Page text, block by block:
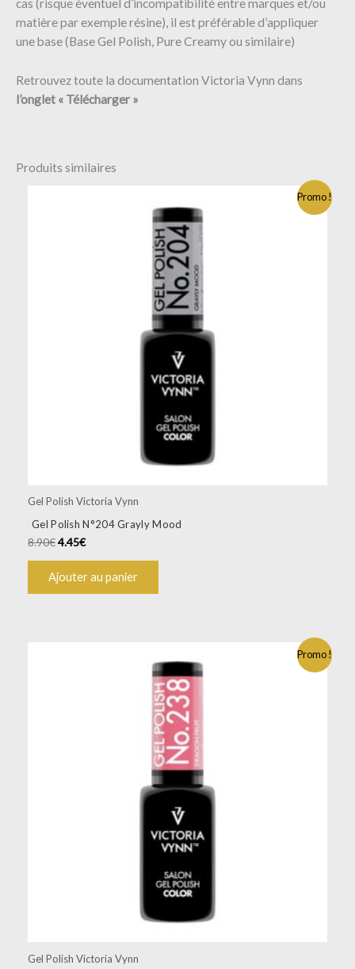
cas (risque éventuel d’incompatibilité entre marques et/ou
matière par exemple résine), il est préférable d’appliquer
une base (Base Gel Polish, Pure Creamy ou similaire)
Retrouvez toute la documentation Victoria Vynn dans
l’onglet « Télécharger »
Produits similaires
Promo !
Gel Polish Victoria Vynn
Gel Polish N°204 Grayly Mood
8.90€4.45€
Ajouter au panier
Promo !
Gel Polish Victoria Vynn